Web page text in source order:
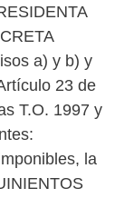
a) y b) y
23 de
T.O. 1997 y
la